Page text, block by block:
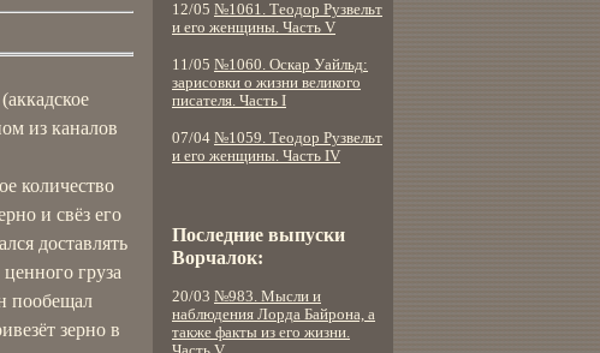
из каналов
количество
и свёз его
доставлять
груза
пообещал
зерно в
12/05 №1061. Теодор Рузвельт
и его женщины. Часть V
11/05 №1060. Оскар Уайльд:
зарисовки о жизни великого
писателя. Часть I
07/04 №1059. Теодор Рузвельт
и его женщины. Часть IV
Последние выпуски
Ворчалок:
20/03 №983. Мысли и
наблюдения Лорда Байрона, а
также факты из его жизни.